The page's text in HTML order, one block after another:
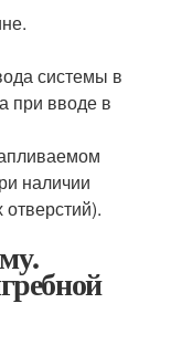
системы в
при вводе в
наличии